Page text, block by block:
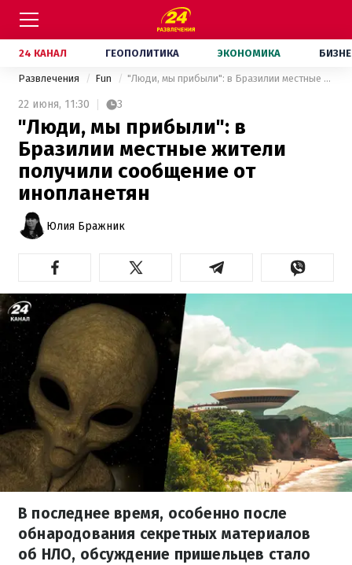
24 КАНАЛ ГЕОПОЛИТИКА ЭКОНОМИКА
Развлечения Fun "Люди, мы прибыли": в Бразилии местные жители получили сообщение от инопланетян
22 июня, 11:30 3
"Люди, мы прибыли": в
Бразилии местные жители
получили сообщение от
инопланетян
Юлия Бражник
В последнее время, особенно после
обнародования секретных материалов
об НЛО, обсуждение пришельцев стало